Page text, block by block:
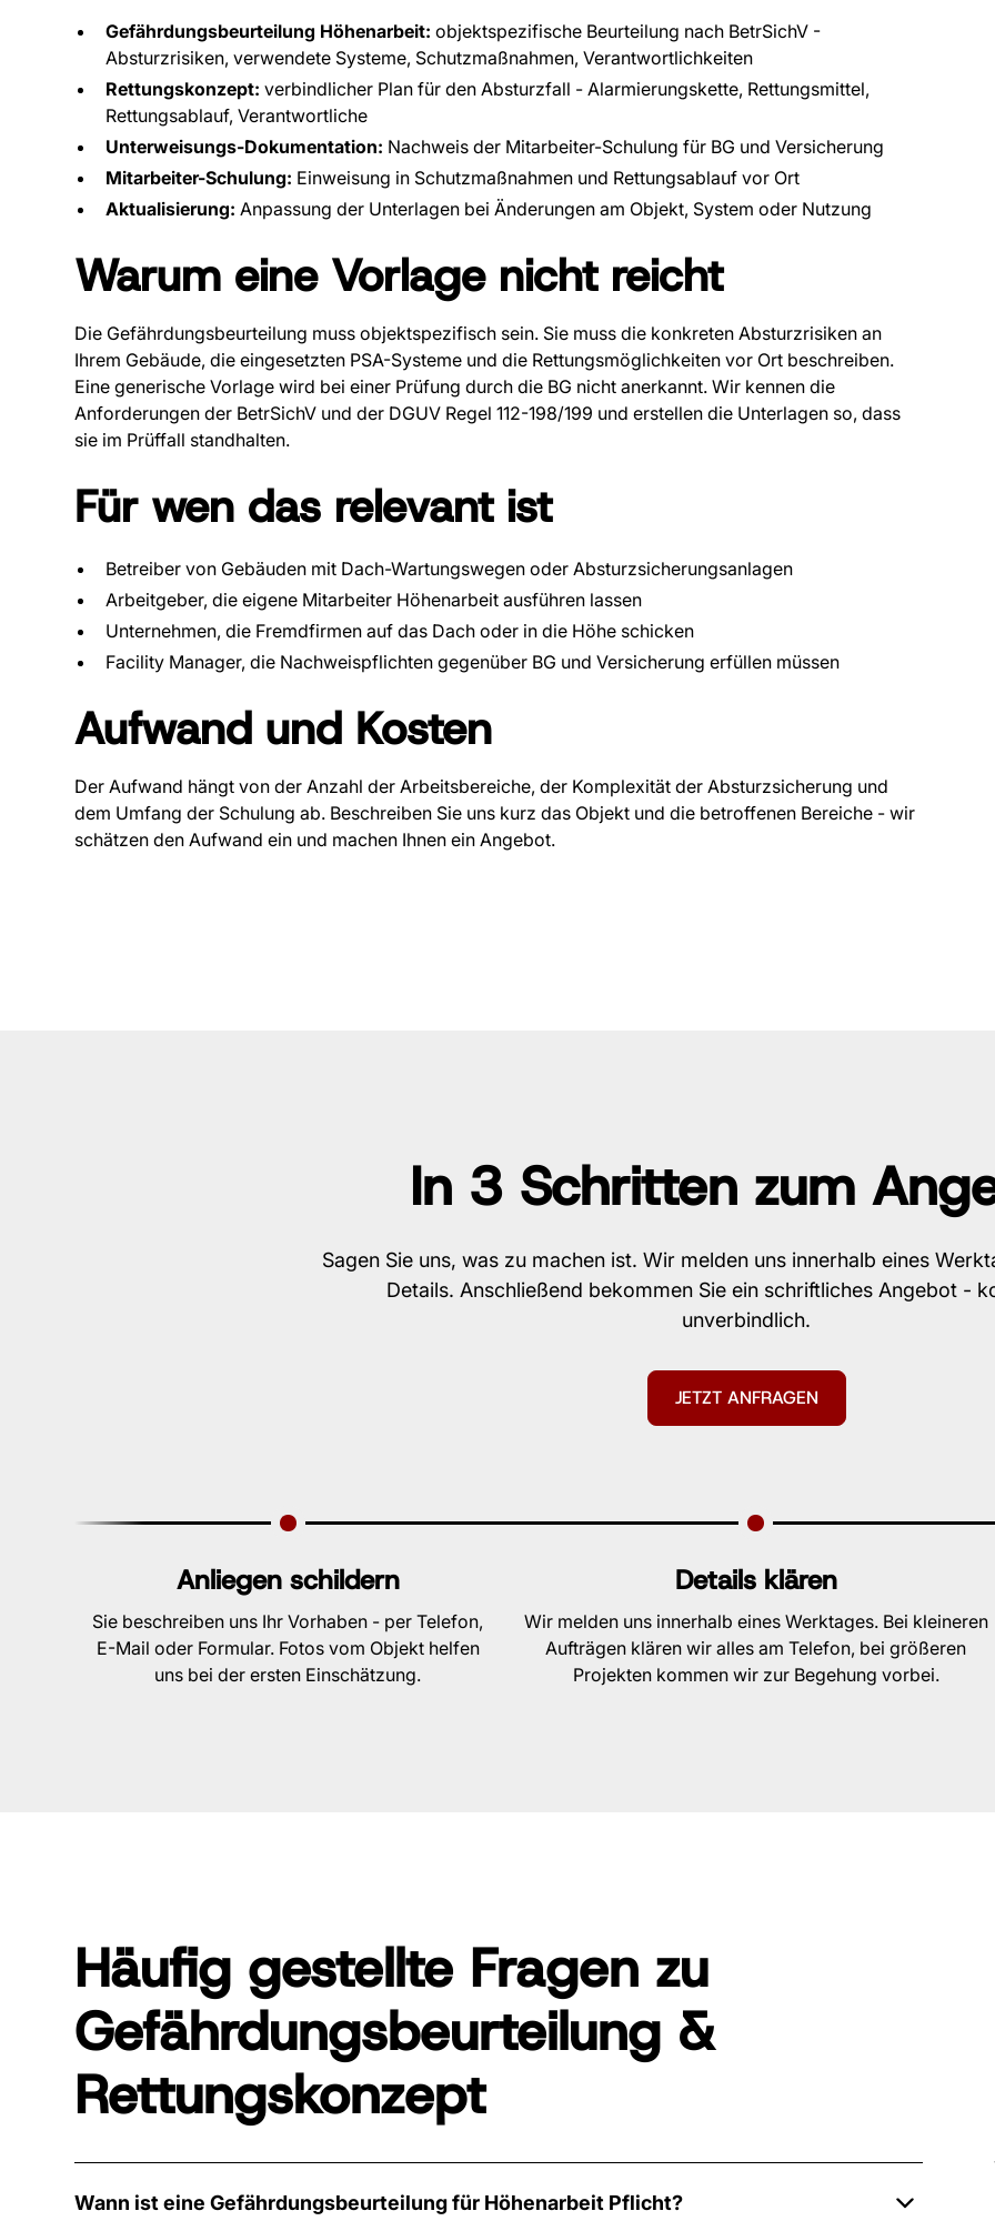
Gefährdungsbeurteilung Höhenarbeit: objektspezifische Beurteilung nach BetrSichV -
Absturzrisiken, verwendete Systeme, Schutzmaßnahmen, Verantwortlichkeiten
Rettungskonzept: verbindlicher Plan für den Absturzfall - Alarmierungskette, Rettungsmittel,
Rettungsablauf, Verantwortliche
Unterweisungs-Dokumentation: Nachweis der Mitarbeiter-Schulung für BG und Versicherung
Mitarbeiter-Schulung: Einweisung in Schutzmaßnahmen und Rettungsablauf vor Ort
Aktualisierung: Anpassung der Unterlagen bei Änderungen am Objekt, System oder Nutzung
Warum eine Vorlage nicht reicht
Die Gefährdungsbeurteilung muss objektspezifisch sein. Sie muss die konkreten Absturzrisiken an
Ihrem Gebäude, die eingesetzten PSA-Systeme und die Rettungsmöglichkeiten vor Ort beschreiben.
Eine generische Vorlage wird bei einer Prüfung durch die BG nicht anerkannt. Wir kennen die
Anforderungen der BetrSichV und der DGUV Regel 112-198/199 und erstellen die Unterlagen so, dass
sie im Prüffall standhalten.
Für wen das relevant ist
Betreiber von Gebäuden mit Dach-Wartungswegen oder Absturzsicherungsanlagen
Arbeitgeber, die eigene Mitarbeiter Höhenarbeit ausführen lassen
Unternehmen, die Fremdfirmen auf das Dach oder in die Höhe schicken
Facility Manager, die Nachweispflichten gegenüber BG und Versicherung erfüllen müssen
Aufwand und Kosten
Der Aufwand hängt von der Anzahl der Arbeitsbereiche, der Komplexität der Absturzsicherung und
dem Umfang der Schulung ab. Beschreiben Sie uns kurz das Objekt und die betroffenen Bereiche - wir
schätzen den Aufwand ein und machen Ihnen ein Angebot.
In 3 Schritten zum
Sagen Sie uns, was zu machen ist. Wir melden uns innerhalb eines
Details. Anschließend bekommen Sie ein schriftliches Angebot -
unverbindlich.
JETZT ANFRAGEN
Anliegen schildern
Sie beschreiben uns Ihr Vorhaben - per Telefon,
E-Mail oder Formular. Fotos vom Objekt helfen
uns bei der ersten Einschätzung.
Details klären
Wir melden uns innerhalb eines Werktages. Bei kleineren
Aufträgen klären wir alles am Telefon, bei größeren
Projekten kommen wir zur Begehung vorbei.
Häufig gestellte Fragen zu
Gefährdungsbeurteilung &
Rettungskonzept
Wann ist eine Gefährdungsbeurteilung für Höhenarbeit Pflicht?